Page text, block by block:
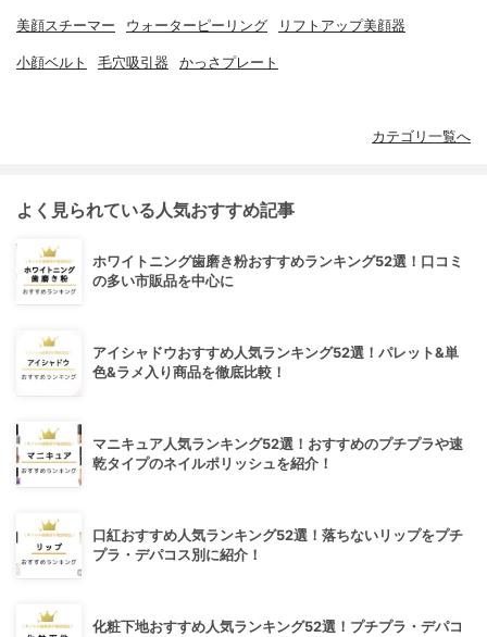
美顔スチーマー ウォーターピーリング リフトアップ美顔器
小顔ベルト 毛穴吸引器 かっさプレート
カテゴリ一覧へ
よく見られている人気おすすめ記事
ホワイトニング歯磨き粉おすすめランキング52選！口コミ
の多い市販品を中心に
アイシャドウおすすめ人気ランキング52選！パレット&単
色&ラメ入り商品を徹底比較！
マニキュア人気ランキング52選！おすすめのプチプラや速
乾タイプのネイルポリッシュを紹介！
口紅おすすめ人気ランキング52選！落ちないリップをプチ
プラ・デパコス別に紹介！
化粧下地おすすめ人気ランキング52選！プチプラ・デパコ